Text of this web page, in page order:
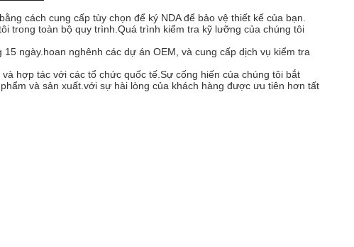
cách cung cấp tùy chọn để ký NDA để bảo vệ thiết kế của bạn.
trong toàn bộ quy trình.Quá trình kiểm tra kỹ lưỡng của chúng tôi
ngày.hoan nghênh các dự án OEM, và cung cấp dịch vụ kiểm tra
hợp tác với các tổ chức quốc tế.Sự cống hiến của chúng tôi bắt
và sản xuất.với sự hài lòng của khách hàng được ưu tiên hơn tất